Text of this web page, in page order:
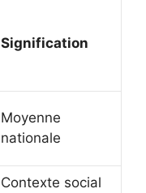
Signification
Moyenne
nationale
Contexte social